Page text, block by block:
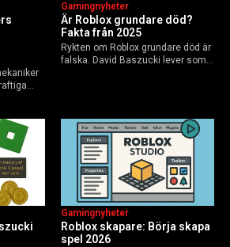
Är Roblox grundare död?
Fakta från 2025
Gamingnyheter
Rykten om Roblox grundare död är
falska. David Baszucki lever som
Roblox skapare: Börja skapa
spel 2026
Gamingnyheter